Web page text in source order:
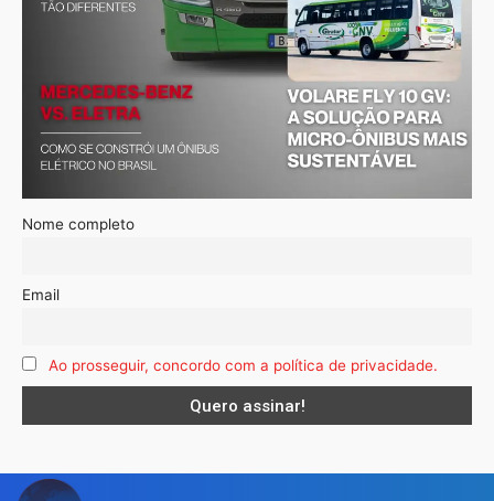
Nome completo
Email
Ao prosseguir, concordo com a política de privacidade.